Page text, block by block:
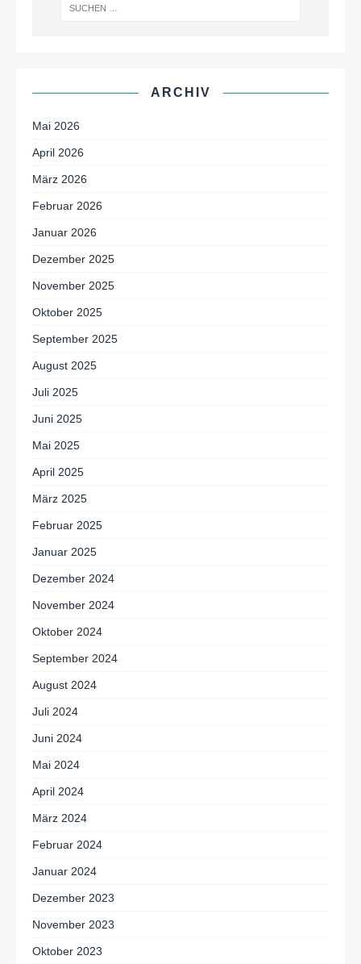
ARCHIV
Mai 2026
April 2026
März 2026
Februar 2026
Januar 2026
Dezember 2025
November 2025
Oktober 2025
September 2025
August 2025
Juli 2025
Juni 2025
Mai 2025
April 2025
März 2025
Februar 2025
Januar 2025
Dezember 2024
November 2024
Oktober 2024
September 2024
August 2024
Juli 2024
Juni 2024
Mai 2024
April 2024
März 2024
Februar 2024
Januar 2024
Dezember 2023
November 2023
Oktober 2023